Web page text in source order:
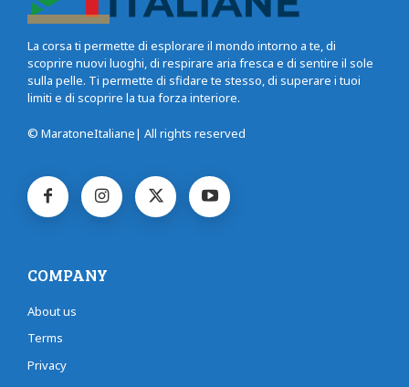
La corsa ti permette di esplorare il mondo intorno a te, di
scoprire nuovi luoghi, di respirare aria fresca e di sentire il sole
sulla pelle. Ti permette di sfidare te stesso, di superare i tuoi
limiti e di scoprire la tua forza interiore.
© MaratoneItaliane| All rights reserved
COMPANY
About us
Terms
Privacy